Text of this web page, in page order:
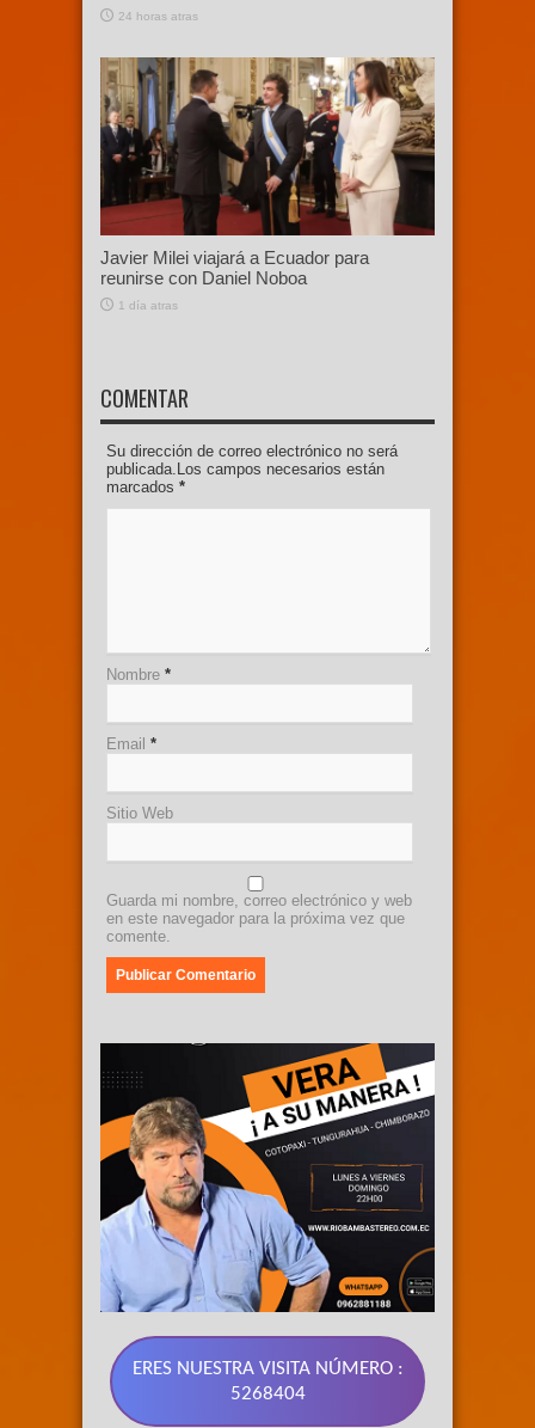
24 horas atras
Javier Milei viajará a Ecuador para
reunirse con Daniel Noboa
1 día atras
COMENTAR
Su dirección de correo electrónico no será
publicada.Los campos necesarios están
marcados *
Nombre *
Email *
Sitio Web
Guarda mi nombre, correo electrónico y web
en este navegador para la próxima vez que
comente.
ERES NUESTRA VISITA NÚMERO :
5268404